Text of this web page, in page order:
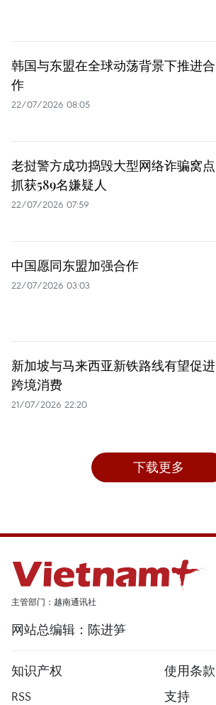
韩国与东盟在全球动荡背景下推进合
作
22/07/2026 08:05
老挝警方成功捣毁大型网络诈骗窝点
抓获589名嫌疑人
22/07/2026 07:59
中国愿同东盟加强合作
22/07/2026 03:03
新加坡与马来西亚新铁路线有望促进
跨境消费
21/07/2026 22:20
下载更多
主管部门：越南通讯社
网站总编辑：陈进笋
知识产权
使用条款
RSS
支持